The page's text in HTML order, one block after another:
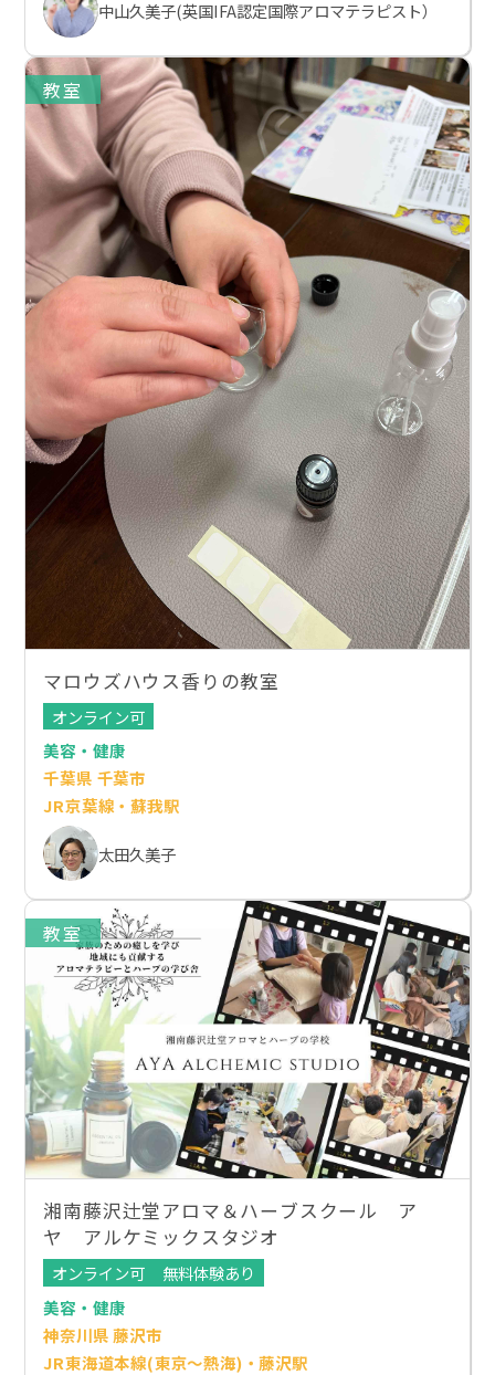
中山久美子(英国IFA認定国際アロマテラピスト）
教室
マロウズハウス香りの教室
オンライン可
美容・健康
千葉県 千葉市
JR京葉線・蘇我駅
太田久美子
教室
湘南藤沢辻堂アロマ＆ハーブスクール ア
ヤ アルケミックスタジオ
オンライン可
無料体験あり
美容・健康
神奈川県 藤沢市
JR東海道本線(東京～熱海)・藤沢駅